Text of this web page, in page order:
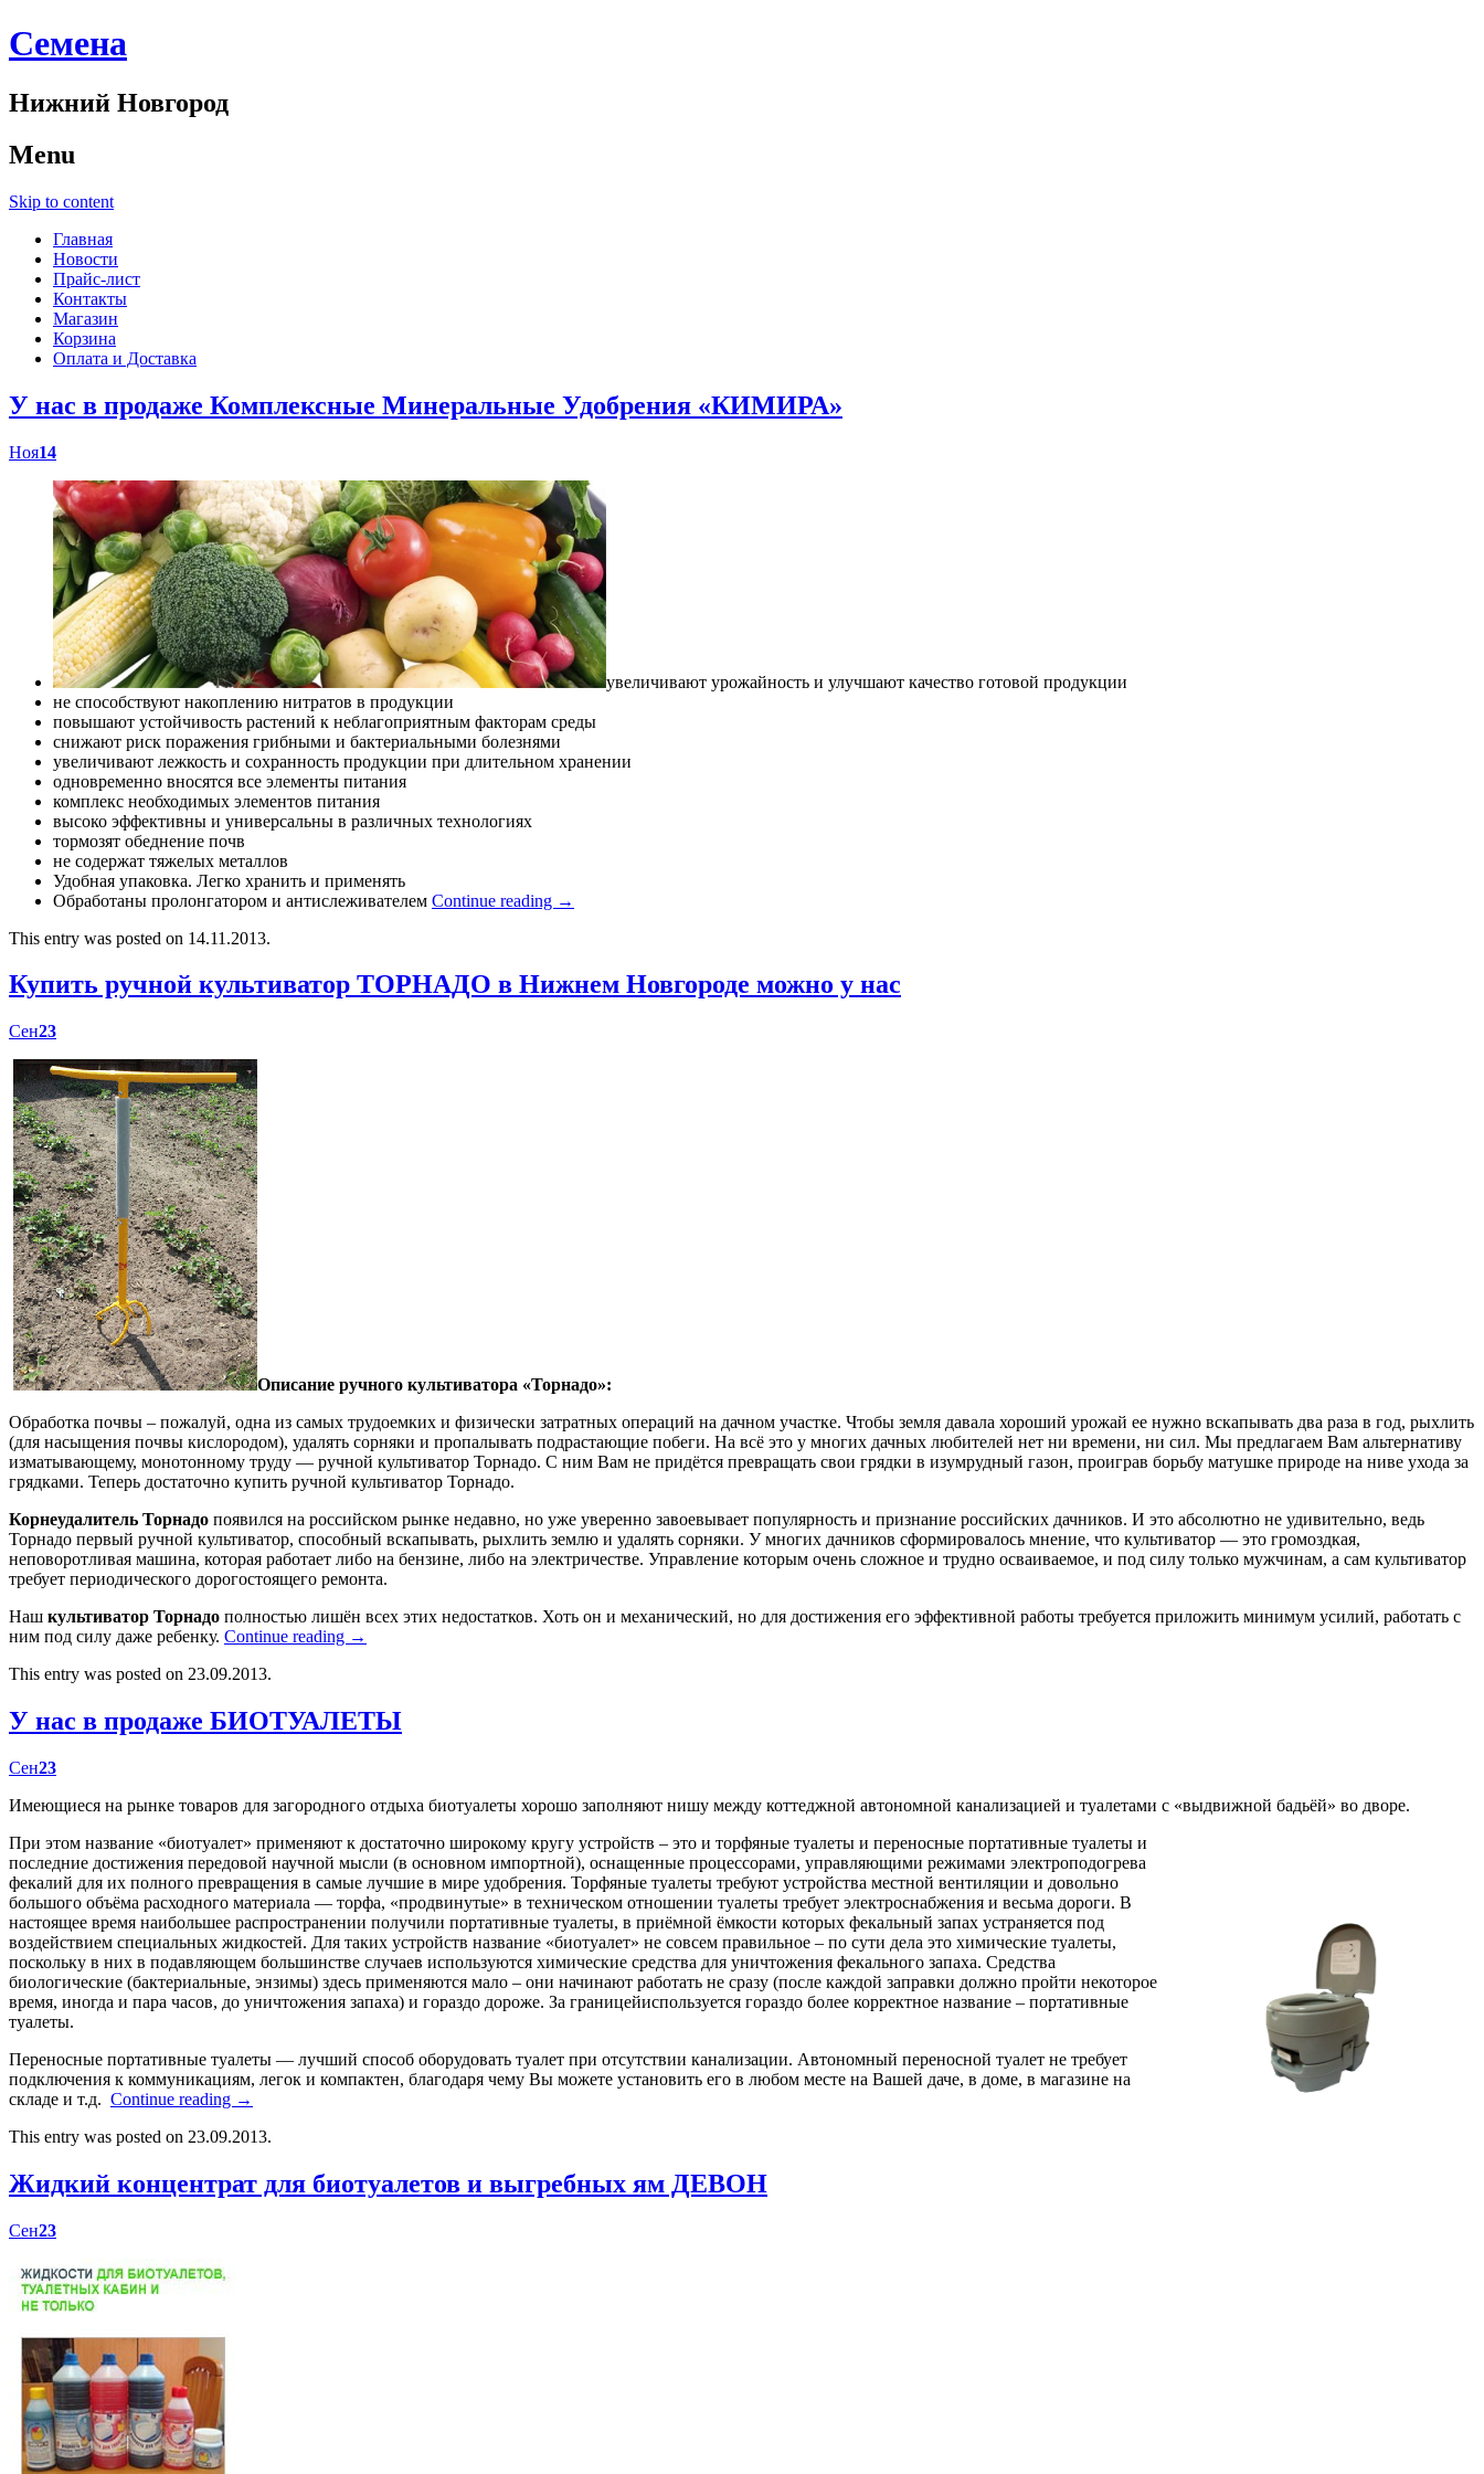
Cемена
Нижний Новгород
Menu
Skip to content
Главная
Новости
Прайс-лист
Контакты
Магазин
Корзина
Оплата и Доставка
У нас в продаже Комплексные Минеральные Удобрения «КИМИРА»
Ноя14
увеличивают урожайность и улучшают качество готовой продукции
не способствуют накоплению нитратов в продукции
повышают устойчивость растений к неблагоприятным факторам среды
снижают риск поражения грибными и бактериальными болезнями
увеличивают лежкость и сохранность продукции при длительном хранении
одновременно вносятся все элементы питания
комплекс необходимых элементов питания
высоко эффективны и универсальны в различных технологиях
тормозят обеднение почв
не содержат тяжелых металлов
Удобная упаковка. Легко хранить и применять
Обработаны пролонгатором и антислеживателем Continue reading →
This entry was posted on 14.11.2013.
Купить ручной культиватор ТОРНАДО в Нижнем Новгороде можно у нас
Сен23
Описание ручного культиватора «Торнадо»:
Обработка почвы – пожалуй, одна из самых трудоемких и физически затратных операций на дачном участке. Чтобы земля давала хороший урожай ее нужно вскапывать два раза в год, рыхлить
(для насыщения почвы кислородом), удалять сорняки и пропалывать подрастающие побеги. На всё это у многих дачных любителей нет ни времени, ни сил. Мы предлагаем Вам альтернативу
изматывающему, монотонному труду — ручной культиватор Торнадо. С ним Вам не придётся превращать свои грядки в изумрудный газон, проиграв борьбу матушке природе на ниве ухода за
грядками. Теперь достаточно купить ручной культиватор Торнадо.
Корнеудалитель Торнадо появился на российском рынке недавно, но уже уверенно завоевывает популярность и признание российских дачников. И это абсолютно не удивительно, ведь
Торнадо первый ручной культиватор, способный вскапывать, рыхлить землю и удалять сорняки. У многих дачников сформировалось мнение, что культиватор — это громоздкая,
неповоротливая машина, которая работает либо на бензине, либо на электричестве. Управление которым очень сложное и трудно осваиваемое, и под силу только мужчинам, а сам культиватор
требует периодического дорогостоящего ремонта.
Наш культиватор Торнадо полностью лишён всех этих недостатков. Хоть он и механический, но для достижения его эффективной работы требуется приложить минимум усилий, работать с
ним под силу даже ребенку. Continue reading →
This entry was posted on 23.09.2013.
У нас в продаже БИОТУАЛЕТЫ
Сен23
Имеющиеся на рынке товаров для загородного отдыха биотуалеты хорошо заполняют нишу между коттеджной автономной канализацией и туалетами с «выдвижной бадьёй» во дворе.
При этом название «биотуалет» применяют к достаточно широкому кругу устройств – это и торфяные туалеты и переносные портативные туалеты и
последние достижения передовой научной мысли (в основном импортной), оснащенные процессорами, управляющими режимами электроподогрева
фекалий для их полного превращения в самые лучшие в мире удобрения. Торфяные туалеты требуют устройства местной вентиляции и довольно
большого объёма расходного материала — торфа, «продвинутые» в техническом отношении туалеты требует электроснабжения и весьма дороги. В
настоящее время наибольшее распространении получили портативные туалеты, в приёмной ёмкости которых фекальный запах устраняется под
воздействием специальных жидкостей. Для таких устройств название «биотуалет» не совсем правильное – по сути дела это химические туалеты,
поскольку в них в подавляющем большинстве случаев используются химические средства для уничтожения фекального запаха. Средства
биологические (бактериальные, энзимы) здесь применяются мало – они начинают работать не сразу (после каждой заправки должно пройти некоторое
время, иногда и пара часов, до уничтожения запаха) и гораздо дороже. За границейиспользуется гораздо более корректное название – портативные
туалеты.
Переносные портативные туалеты — лучший способ оборудовать туалет при отсутствии канализации. Автономный переносной туалет не требует
подключения к коммуникациям, легок и компактен, благодаря чему Вы можете установить его в любом месте на Вашей даче, в доме, в магазине на
складе и т.д. Continue reading →
This entry was posted on 23.09.2013.
Жидкий концентрат для биотуалетов и выгребных ям ДЕВОН
Сен23